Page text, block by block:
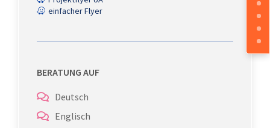
 einfacher Flyer
BERATUNG AUF
 Deutsch
 Englisch